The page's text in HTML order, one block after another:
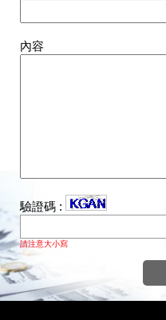
內容
驗證碼 :
請注意大小寫